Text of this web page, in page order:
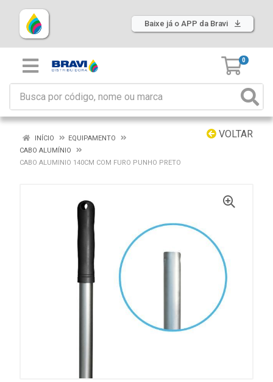
Baixe já o APP da Bravi
0
VOLTAR
INÍCIO
EQUIPAMENTO
CABO ALUMÍNIO
CABO ALUMINIO 140CM COM FURO PUNHO PRETO